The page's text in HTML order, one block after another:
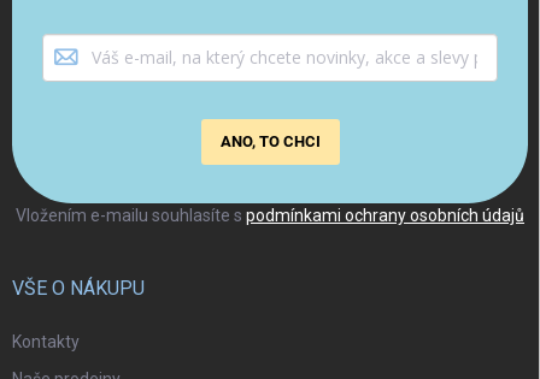
Vložením e-mailu souhlasíte s podmínkami ochrany osobních údajů
ANO, TO CHCI
VŠE O NÁKUPU
Kontakty